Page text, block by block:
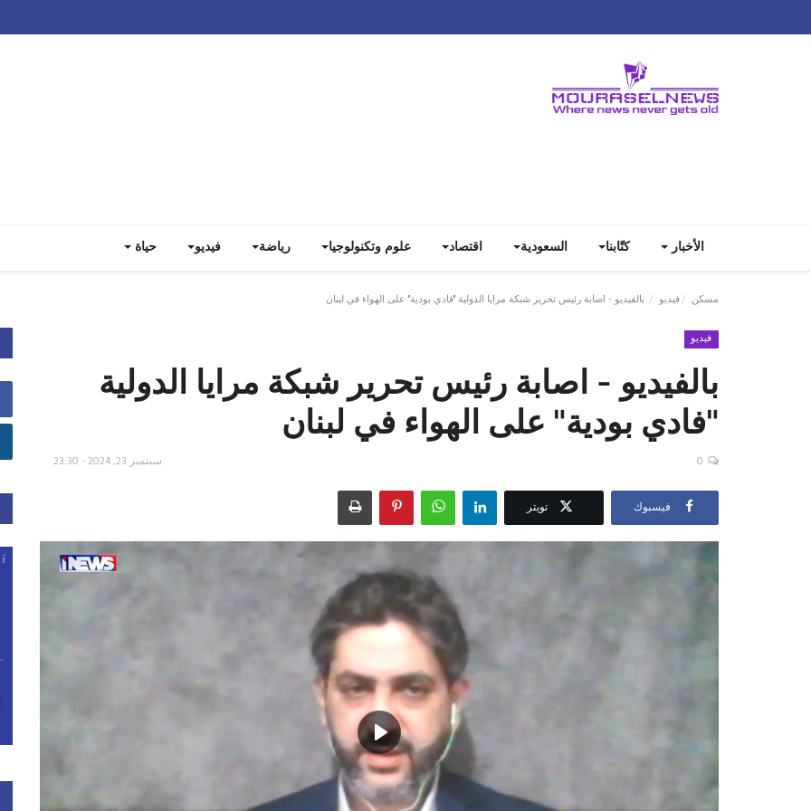
الأخبار كتّابنا السعودية اقتصاد علوم وتكنولوجيا رياضة فيديو حياة
مسكن فيديو بالفيديو - اصابة رئيس تحرير شبكة مرايا الدولية "فادي بودية" على الهواء في لبنان
فيديو
بالفيديو - اصابة رئيس تحرير شبكة مرايا الدولية
"فادي بودية" على الهواء في لبنان
سبتمبر 23, 2024 - 23:30 0
فيسبوك تويتر
Play